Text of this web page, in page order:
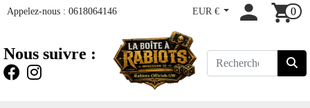
Appelez-nous : 0618064146 EUR € 0
Nous suivre :